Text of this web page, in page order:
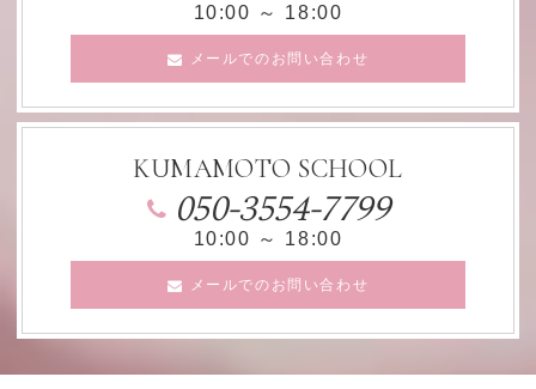
10:00 ～ 18:00
メールでのお問い合わせ
KUMAMOTO SCHOOL
050-3554-7799
10:00 ～ 18:00
メールでのお問い合わせ